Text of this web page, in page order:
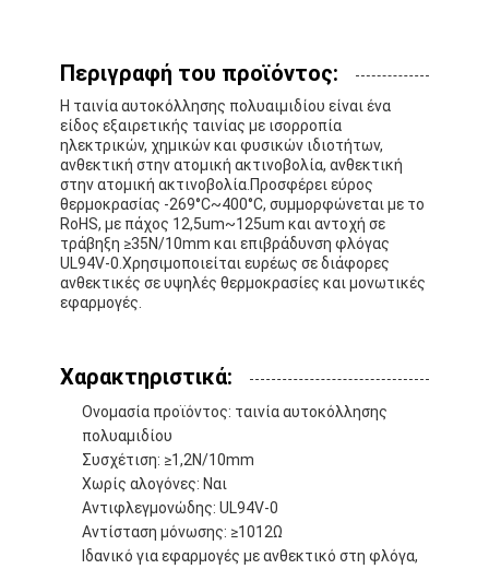
Περιγραφή του προϊόντος:
Η ταινία αυτοκόλλησης πολυαιμιδίου είναι ένα
είδος εξαιρετικής ταινίας με ισορροπία
ηλεκτρικών, χημικών και φυσικών ιδιοτήτων,
ανθεκτική στην ατομική ακτινοβολία, ανθεκτική
στην ατομική ακτινοβολία.Προσφέρει εύρος
θερμοκρασίας -269°C~400°C, συμμορφώνεται με το
RoHS, με πάχος 12,5um~125um και αντοχή σε
τράβηξη ≥35N/10mm και επιβράδυνση φλόγας
UL94V-0.Χρησιμοποιείται ευρέως σε διάφορες
ανθεκτικές σε υψηλές θερμοκρασίες και μονωτικές
εφαρμογές.
Χαρακτηριστικά:
Ονομασία προϊόντος: ταινία αυτοκόλλησης
πολυαμιδίου
Συσχέτιση: ≥1,2N/10mm
Χωρίς αλογόνες: Ναι
Αντιφλεγμονώδης: UL94V-0
Αντίσταση μόνωσης: ≥1012Ω
Ιδανικό για εφαρμογές με ανθεκτικό στη φλόγα,